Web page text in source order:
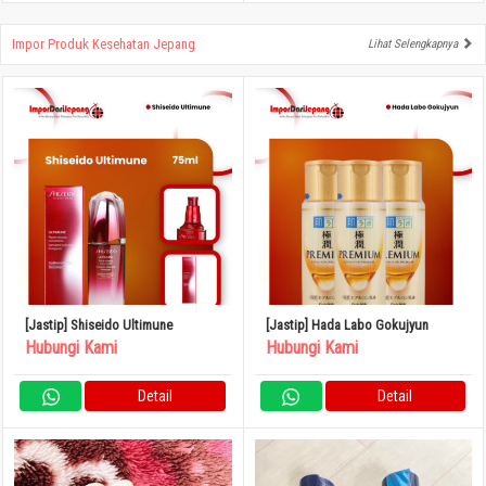
Impor Produk Kesehatan Jepang Lihat Selengkapnya
[Jastip] Shiseido Ultimune
Hubungi Kami
Detail
[Jastip] Hada Labo Gokujyun
Hubungi Kami
Detail